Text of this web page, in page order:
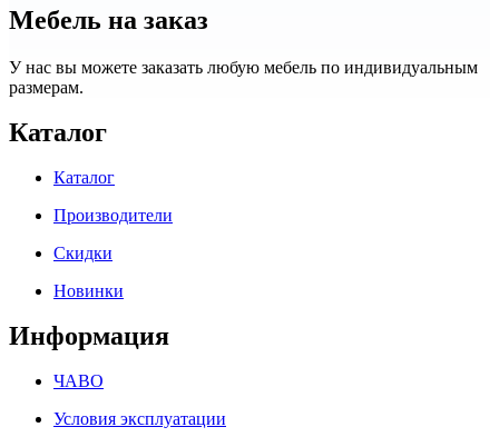
Мебель на заказ
У нас вы можете заказать любую мебель по индивидуальным
размерам.
Каталог
Каталог
Производители
Скидки
Новинки
Информация
ЧАВО
Условия эксплуатации